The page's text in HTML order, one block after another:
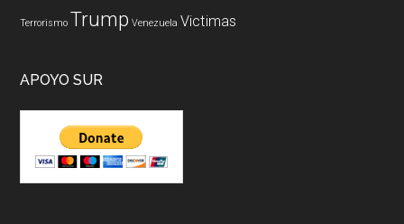
Terrorismo Trump Venezuela Victimas
APOYO SUR